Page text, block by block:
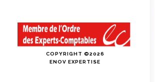
COPYRIGHT ©2026
ENOV EXPERTISE